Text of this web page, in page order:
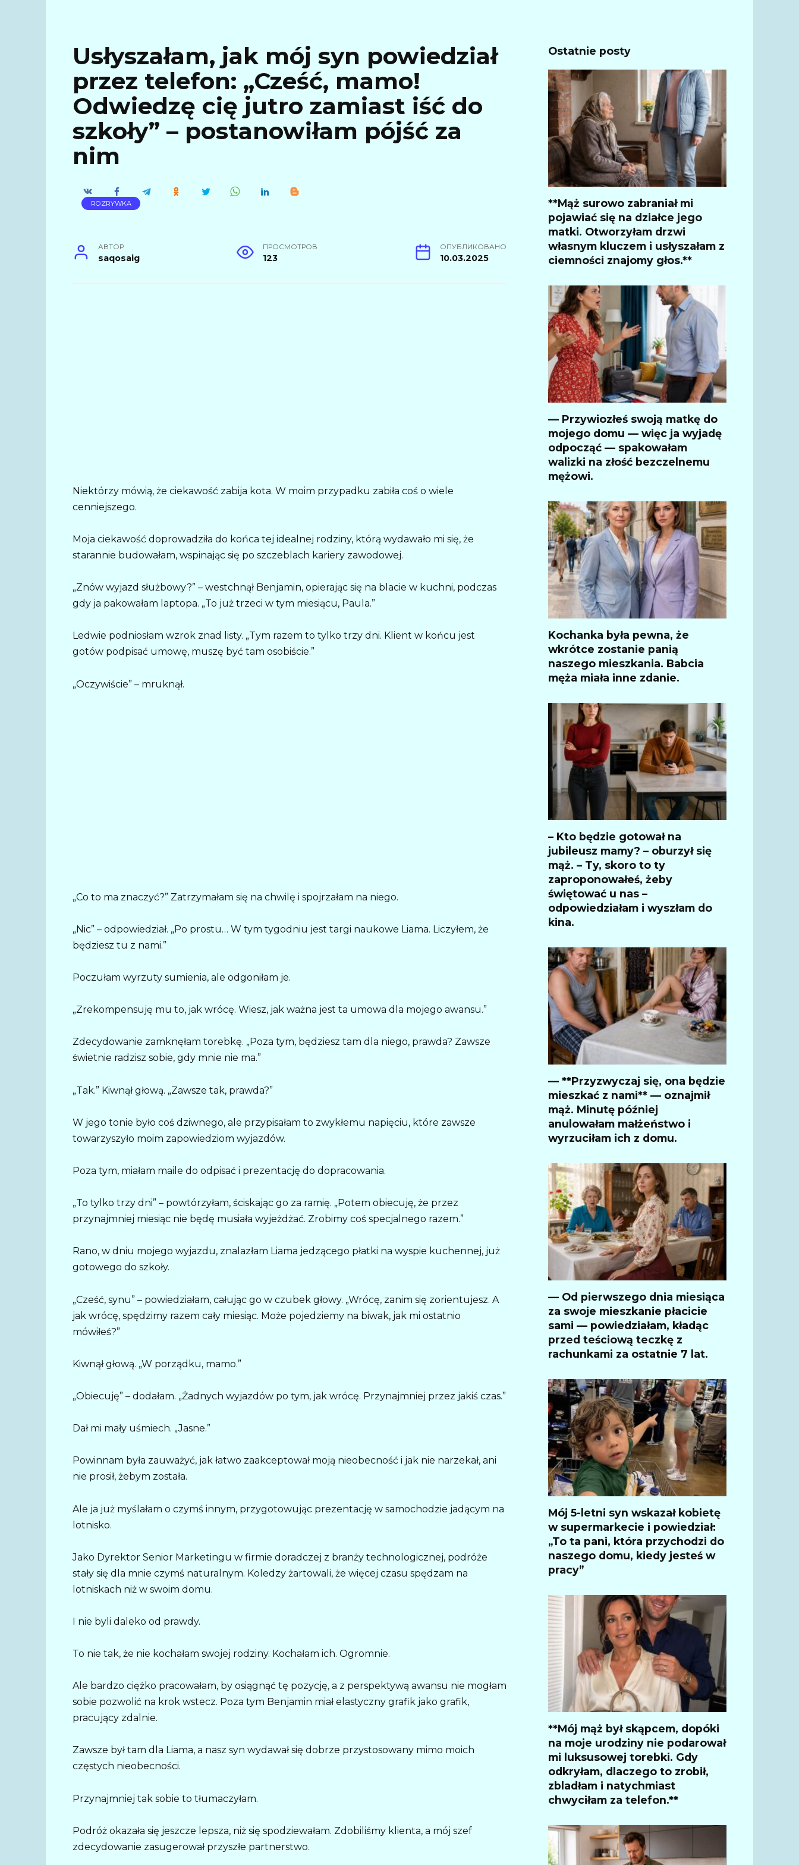
Usłyszałam, jak mój syn powiedział
przez telefon: „Cześć, mamo!
Odwiedzę cię jutro zamiast iść do
szkoły” – postanowiłam pójść za
nim
ROZRYWKA
АВТОР
saqosaig
ПРОСМОТРОВ
123
ОПУБЛИКОВАНО
10.03.2025
Niektórzy mówią, że ciekawość zabija kota. W moim przypadku zabiła coś o wiele
cenniejszego.
Moja ciekawość doprowadziła do końca tej idealnej rodziny, którą wydawało mi się, że
starannie budowałam, wspinając się po szczeblach kariery zawodowej.
„Znów wyjazd służbowy?” – westchnął Benjamin, opierając się na blacie w kuchni, podczas
gdy ja pakowałam laptopa. „To już trzeci w tym miesiącu, Paula.”
Ledwie podniosłam wzrok znad listy. „Tym razem to tylko trzy dni. Klient w końcu jest
gotów podpisać umowę, muszę być tam osobiście.”
„Oczywiście” – mruknął.
„Co to ma znaczyć?” Zatrzymałam się na chwilę i spojrzałam na niego.
„Nic” – odpowiedział. „Po prostu… W tym tygodniu jest targi naukowe Liama. Liczyłem, że
będziesz tu z nami.”
Poczułam wyrzuty sumienia, ale odgoniłam je.
„Zrekompensuję mu to, jak wrócę. Wiesz, jak ważna jest ta umowa dla mojego awansu.”
Zdecydowanie zamknęłam torebkę. „Poza tym, będziesz tam dla niego, prawda? Zawsze
świetnie radzisz sobie, gdy mnie nie ma.”
„Tak.” Kiwnął głową. „Zawsze tak, prawda?”
W jego tonie było coś dziwnego, ale przypisałam to zwykłemu napięciu, które zawsze
towarzyszyło moim zapowiedziom wyjazdów.
Poza tym, miałam maile do odpisać i prezentację do dopracowania.
„To tylko trzy dni” – powtórzyłam, ściskając go za ramię. „Potem obiecuję, że przez
przynajmniej miesiąc nie będę musiała wyjeżdżać. Zrobimy coś specjalnego razem.”
Rano, w dniu mojego wyjazdu, znalazłam Liama jedzącego płatki na wyspie kuchennej, już
gotowego do szkoły.
„Cześć, synu” – powiedziałam, całując go w czubek głowy. „Wrócę, zanim się zorientujesz. A
jak wrócę, spędzimy razem cały miesiąc. Może pojedziemy na biwak, jak mi ostatnio
mówiłeś?”
Kiwnął głową. „W porządku, mamo.”
„Obiecuję” – dodałam. „Żadnych wyjazdów po tym, jak wrócę. Przynajmniej przez jakiś czas.”
Dał mi mały uśmiech. „Jasne.”
Powinnam była zauważyć, jak łatwo zaakceptował moją nieobecność i jak nie narzekał, ani
nie prosił, żebym została.
Ale ja już myślałam o czymś innym, przygotowując prezentację w samochodzie jadącym na
lotnisko.
Jako Dyrektor Senior Marketingu w firmie doradczej z branży technologicznej, podróże
stały się dla mnie czymś naturalnym. Koledzy żartowali, że więcej czasu spędzam na
lotniskach niż w swoim domu.
I nie byli daleko od prawdy.
To nie tak, że nie kochałam swojej rodziny. Kochałam ich. Ogromnie.
Ale bardzo ciężko pracowałam, by osiągnąć tę pozycję, a z perspektywą awansu nie mogłam
sobie pozwolić na krok wstecz. Poza tym Benjamin miał elastyczny grafik jako grafik,
pracujący zdalnie.
Zawsze był tam dla Liama, a nasz syn wydawał się dobrze przystosowany mimo moich
częstych nieobecności.
Przynajmniej tak sobie to tłumaczyłam.
Podróż okazała się jeszcze lepsza, niż się spodziewałam. Zdobiliśmy klienta, a mój szef
zdecydowanie zasugerował przyszłe partnerstwo.
Ostatnie posty
**Mąż surowo zabraniał mi
pojawiać się na działce jego
matki. Otworzyłam drzwi
własnym kluczem i usłyszałam z
ciemności znajomy głos.**
— Przywiozłeś swoją matkę do
mojego domu — więc ja wyjadę
odpocząć — spakowałam
walizki na złość bezczelnemu
mężowi.
Kochanka była pewna, że
wkrótce zostanie panią
naszego mieszkania. Babcia
męża miała inne zdanie.
– Kto będzie gotował na
jubileusz mamy? – oburzył się
mąż. – Ty, skoro to ty
zaproponowałeś, żeby
świętować u nas –
odpowiedziałam i wyszłam do
kina.
— **Przyzwyczaj się, ona będzie
mieszkać z nami** — oznajmił
mąż. Minutę później
anulowałam małżeństwo i
wyrzuciłam ich z domu.
— Od pierwszego dnia miesiąca
za swoje mieszkanie płacicie
sami — powiedziałam, kładąc
przed teściową teczkę z
rachunkami za ostatnie 7 lat.
Mój 5-letni syn wskazał kobietę
w supermarkecie i powiedział:
„To ta pani, która przychodzi do
naszego domu, kiedy jesteś w
pracy”
**Mój mąż był skąpcem, dopóki
na moje urodziny nie podarował
mi luksusowej torebki. Gdy
odkryłam, dlaczego to zrobił,
zbladłam i natychmiast
chwyciłam za telefon.**